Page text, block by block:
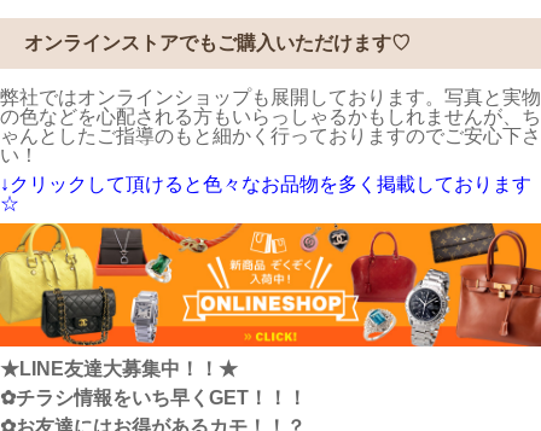
オンラインストアでもご購入いただけます♡
弊社ではオンラインショップも展開しております。写真と実物
の色などを心配される方もいらっしゃるかもしれませんが、ち
ゃんとしたご指導のもと細かく行っておりますのでご安心下さ
い！
↓クリックして頂けると色々なお品物を多く掲載しております
☆
★LINE友達大募集中！！★
✿チラシ情報をいち早くGET！！！